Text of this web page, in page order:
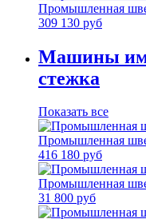
Промышленная
309 130 руб
Машины
стежка
Показать все
Промышленная
416 180 руб
Промышленная
31 800 руб